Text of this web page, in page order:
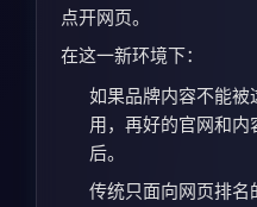
点开网页。
在这一新环境下：
如果品牌内容不能被
用，再好的官网和内
后。
传统只面向网页排名